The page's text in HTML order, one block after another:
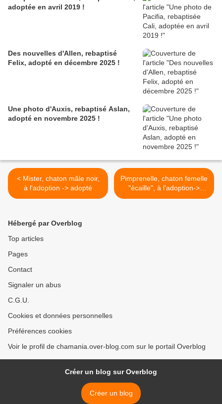
adoptée en avril 2019 !
Des nouvelles d'Allen, rebaptisé
Felix, adopté en décembre 2025 !
Une photo d'Auxis, rebaptisé Aslan,
adopté en novembre 2025 !
< Mister, chaton mâle noir,
à l'adoption -> adopté
Pimprenelle, chaton femelle
"écaille", à l'adoption->
adoptée >
Hébergé par Overblog
Top articles
Pages
Contact
Signaler un abus
C.G.U.
Cookies et données personnelles
Préférences cookies
Voir le profil de chamania.over-blog.com sur le portail Overblog
Créer un blog sur Overblog
Créer un blog